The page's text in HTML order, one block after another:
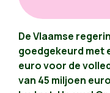
De Vlaamse
goedgekeurd met
euro voor de
van 45 miljoen